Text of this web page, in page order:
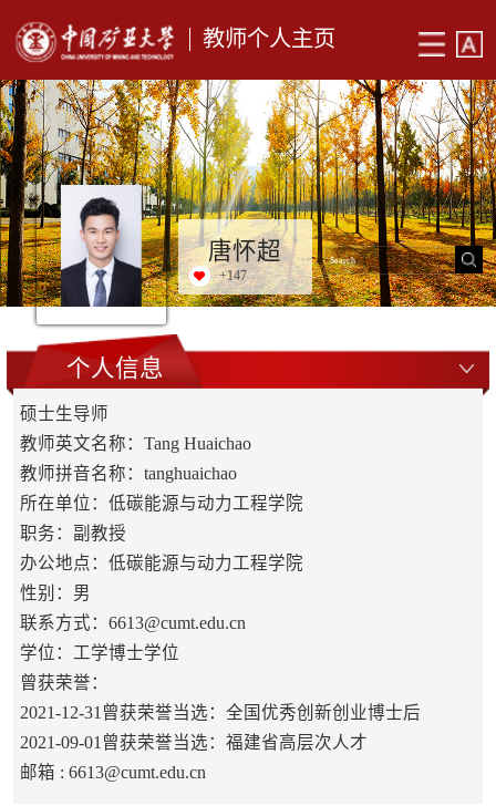
教师个人主页
唐怀超
+147
个人信息
硕士生导师
教师英文名称：Tang Huaichao
教师拼音名称：tanghuaichao
所在单位：低碳能源与动力工程学院
职务：副教授
办公地点：低碳能源与动力工程学院
性别：男
联系方式：6613@cumt.edu.cn
学位：工学博士学位
曾获荣誉：
2021-12-31曾获荣誉当选：全国优秀创新创业博士后
2021-09-01曾获荣誉当选：福建省高层次人才
邮箱 : 6613@cumt.edu.cn